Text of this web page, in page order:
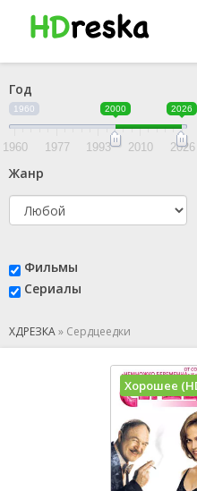
Год
1960 2000 2026
1960 1977 1993 2010 2026
Жанр
Фильмы
Сериалы
ХДРЕЗКА» Сердцеедки
Хорошее